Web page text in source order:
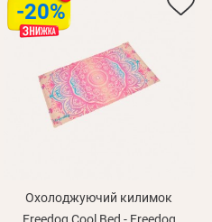
-20%
Охолоджуючий килимок